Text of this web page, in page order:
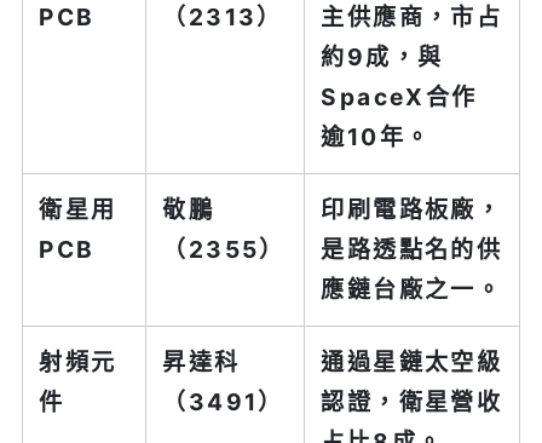
PCB
（2313）
主供應商，市占
約9成，與
SpaceX合作
逾10年。
衛星用
PCB
敬鵬
（2355）
印刷電路板廠，
是路透點名的供
應鏈台廠之一。
射頻元
件
昇達科
（3491）
通過星鏈太空級
認證，衛星營收